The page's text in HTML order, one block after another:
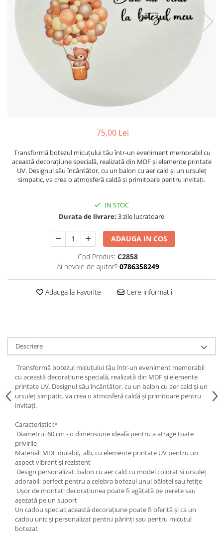
Suporti pictura
Blocuri pictura
Panza pe sasiu
Auxiliare pictura
Alte auxiliare
Auxiliare pictura in acrilic
Auxiliare pictura in tempera. guase
Auxiliare pictura in ulei
Sevalete teren
Accesorii pictura
Cutite pictura
Caiete Speciale
Coperte Plastic
Spirala
Capsatoare ,Decapsatoare,
Perforatoare
Creioane colorate acuarelabile
Foarfece/Cuttere si Produse de
taiere
Hartie Copiator
Hartie Creponata
Hartie Foto
Creioane automate , mine
Cu stergere
Linere
Pixuri
Rollere
Stilouri
Laminatoare si accesorii
Liniare , truse geometrie
Lipici
Lipici Solid
Lipici Lichid
Markere si Carioci
Carioci
Harti si Globuri
Lazi
Litere si cifre
Machete lemn
75,00 Lei
Transformă botezul micuțului tău într-un eveniment memorabil cu
această decorațiune specială, realizată din MDF și elemente printate
UV. Designul său încântător, cu un balon cu aer cald și un ursuleț
simpatic, va crea o atmosferă caldă și primitoare pentru invitați.
IN STOC
Durata de livrare: 3 zile lucratoare
ADAUGA IN COS
Cod Produs: C2858
Ai nevoie de ajutor? 0786358249
Adauga la Favorite Cere informatii
Descriere
Transformă botezul micuțului tău într-un eveniment memorabil
cu această decorațiune specială, realizată din MDF și elemente
printate UV. Designul său încântător, cu un balon cu aer cald și un
ursuleț simpatic, va crea o atmosferă caldă și primitoare pentru
invitați.
Caracteristici:*
Diametru: 60 cm - o dimensiune ideală pentru a atrage toate
privirile
Material: MDF durabil, alb, cu elemente printate UV pentru un
aspect vibrant și rezistent
Design personalizat: balon cu aer cald cu model colorat și ursuleț
adorabil, perfect pentru a celebra botezul unui băiețel sau fetițe
Ușor de montat: decorațiunea poate fi agățată pe perete sau
așezată pe un suport
Un cadou special: această decorațiune poate fi oferită și ca un
cadou unic și personalizat pentru părinți sau pentru micuțul
botezat